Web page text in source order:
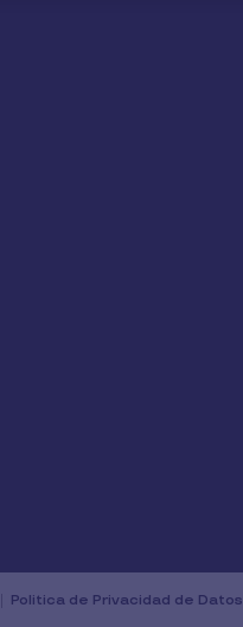
Politica de Privacidad de